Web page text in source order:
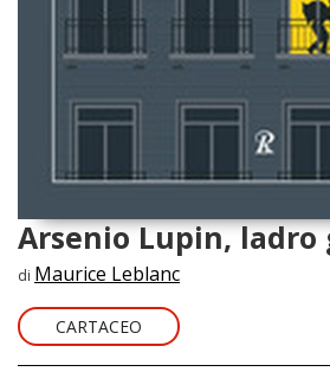
Arsenio Lupin,
di Maurice Leblanc
CARTACEO